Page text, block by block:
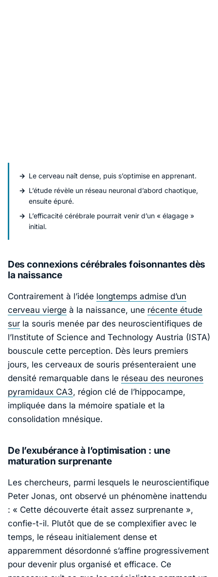
Le cerveau naît dense, puis s’optimise en apprenant.
L’étude révèle un réseau neuronal d’abord chaotique,
ensuite épuré.
L’efficacité cérébrale pourrait venir d’un « élagage »
initial.
Des connexions cérébrales foisonnantes dès
la naissance
Contrairement à l’idée longtemps admise d’un
cerveau vierge à la naissance, une récente étude
sur la souris menée par des neuroscientifiques de
l’Institute of Science and Technology Austria (ISTA)
bouscule cette perception. Dès leurs premiers
jours, les cerveaux de souris présenteraient une
densité remarquable dans le réseau des neurones
pyramidaux CA3, région clé de l’hippocampe,
impliquée dans la mémoire spatiale et la
consolidation mnésique.
De l’exubérance à l’optimisation : une
maturation surprenante
Les chercheurs, parmi lesquels le neuroscientifique
Peter Jonas, ont observé un phénomène inattendu
: « Cette découverte était assez surprenante »,
confie-t-il. Plutôt que de se complexifier avec le
temps, le réseau initialement dense et
apparemment désordonné s’affine progressivement
pour devenir plus organisé et efficace. Ce